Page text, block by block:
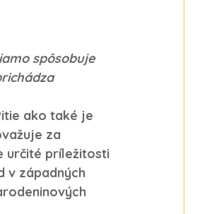
spôsobuje
ako také je
za
určité príležitosti
západných